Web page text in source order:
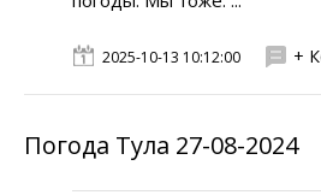
2025-10-13 10:12:00 +
Погода Тула 27-08-2024